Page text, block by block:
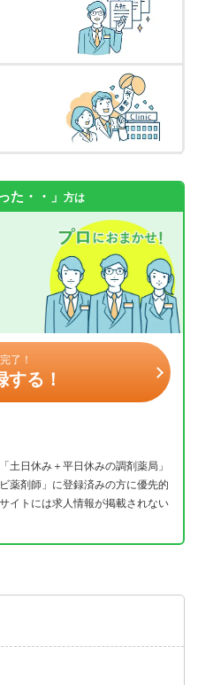
た・・」 方は
了！
する！
土日休み＋平日休みの調剤薬局」
薬剤師」に登録済みの方に優先的
イトには求人情報が掲載されない